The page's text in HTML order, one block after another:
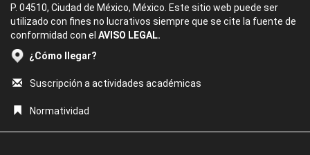
P. 04510, Ciudad de México, México. Este sitio web puede ser
utilizado con fines no lucrativos siempre que se cite la fuente de
conformidad con el AVISO LEGAL.
¿Cómo llegar?
Suscripción a actividades académicas
Normatividad